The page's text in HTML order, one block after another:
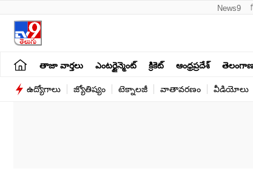
News9
తాజా వార్తలు ఎంటర్టైన్మెంట్ క్రికెట్ ఆంధ్రప్రదేశ్
ఉద్యోగాలు జ్యోతిష్యం టెక్నాలజీ వాతావరణం వీడియోలు